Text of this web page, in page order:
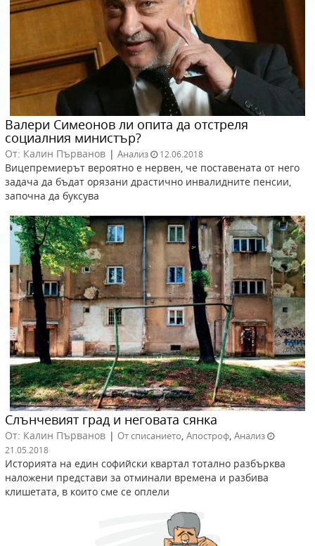
Валери Симеонов ли опита да отстреля
социалния министър?
От: Калин Първанов | Анализ 12.06.2018
Вицепремиерът вероятно е нервен, че поставената от него
задача да бъдат орязани драстично инвалидните пенсии,
започна да буксува
Слънчевият град и неговата сянка
От: Калин Първанов | От списанието Апостроф Анализ
21.05.2018
Историята на един софийски квартал тотално разбърква
наложени представи за отминали времена и разбива
клишетата, в които сме се оплели